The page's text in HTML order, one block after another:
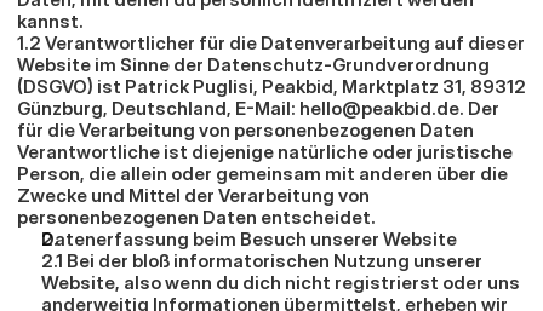
kannst.
1.2 Verantwortlicher für die Datenverarbeitung auf dieser
Website im Sinne der Datenschutz-Grundverordnung
(DSGVO) ist Patrick Puglisi, Peakbid, Marktplatz 31, 89312
Günzburg, Deutschland, E-Mail: hello@peakbid.de. Der
für die Verarbeitung von personenbezogenen Daten
Verantwortliche ist diejenige natürliche oder juristische
Person, die allein oder gemeinsam mit anderen über die
Zwecke und Mittel der Verarbeitung von
personenbezogenen Daten entscheidet.
Datenerfassung beim Besuch unserer Website
2.1 Bei der bloß informatorischen Nutzung unserer
Website, also wenn du dich nicht registrierst oder uns
anderweitig Informationen übermittelst, erheben wir